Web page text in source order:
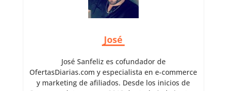
José
José Sanfeliz es cofundador de
OfertasDiarias.com y especialista en e-commerce
y marketing de afiliados. Desde los inicios de